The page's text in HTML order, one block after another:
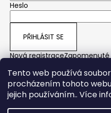
Tento web používá
procházením tohoto
jejich používáním.. Více
Heslo
PŘIHLÁSIT SE
Nová registraceZapomenuté